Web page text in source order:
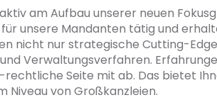
am Aufbau unserer neuen
unsere Mandanten tätig und
nicht nur strategische Cutting-
Verwaltungsverfahren.
Seite mit ab. Das bietet
Niveau von Großkanzleien.